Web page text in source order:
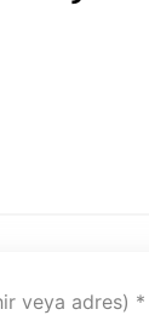
veya adres)